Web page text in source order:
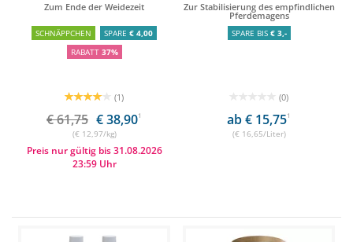
Zum Ende der Weidezeit
SCHNÄPPCHEN SPARE € 4,00
RABATT 37%
(1)
€ 61,75 € 38,901
(€ 12,97/kg)
Preis nur gültig bis 31.08.2026
23:59 Uhr
Zur Stabilisierung des empfindlichen
Pferdemagens
SPARE BIS € 3,-
(0)
ab € 15,751
(€ 16,65/Liter)